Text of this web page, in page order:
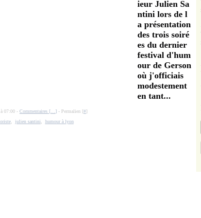
ieur Julien Sa
ntini lors de l
a présentation
des trois soiré
es du dernier
festival d'hum
our de Gerson
où j'officiais
modestement
en tant...
à 07:00 -Commentaires [ …] - Permalien [#]
, julien santini humour à lyon